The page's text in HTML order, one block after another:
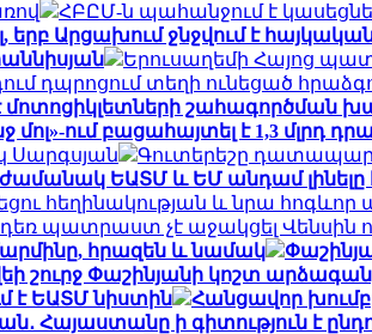
ՀԲԸՄ-ն պահանջում է
երբ Արցախում ջնջվում է
Երուսաղեմի Հայոց
դպրոցում տեղի ունեցած
մոտոցիկլետների շահագործման
մոլ»-ում բացահայտել է 1,3 մլրդ
Սարգսյան
Գուտերեշը
ԵԱՏՄ և ԵՄ անդամ լինելը
հեղինակության և նրա հոգևոր
պատրաստ չէ աջակցել Վենսին
հրազեն և նամակ
շուրջ Փաշինյանի կոշտ
է ԵԱՏՄ նիստին
Հանցավոր
Հայաստանը ի գիտություն է